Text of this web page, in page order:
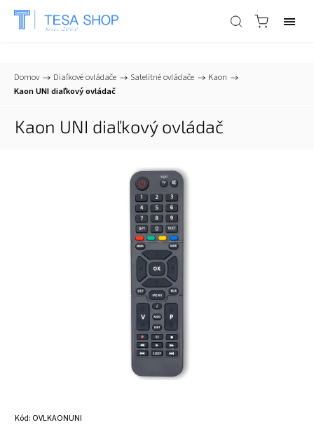
📞+421 903 553 805 info@tesa-systems.sk
Domov / Diaľkové ovládače / Satelitné ovládače / Kaon /
Kaon UNI diaľkový ovládač
Kaon UNI diaľkový ovládač
Kód: OVLKAONUNI